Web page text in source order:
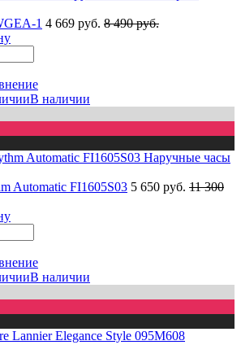
1 4 669 руб. 8 490 руб.
В наличии
Automatic FI1605S03 5 650 руб. 11 300
В наличии